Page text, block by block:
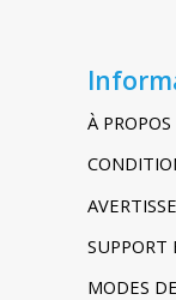
À
SUPPORT
MODES